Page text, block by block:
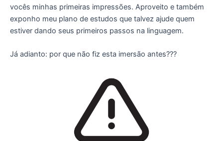
vocês minhas primeiras impressões. Aproveito e também
exponho meu plano de estudos que talvez ajude quem
estiver dando seus primeiros passos na linguagem.
Já adianto: por que não fiz esta imersão antes???